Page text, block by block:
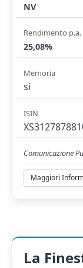
NV
Rendimento p.a.
25,08%
Memoria
si
ISIN
Comunicazione
Maggiori
La